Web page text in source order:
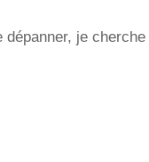
dépanner, je